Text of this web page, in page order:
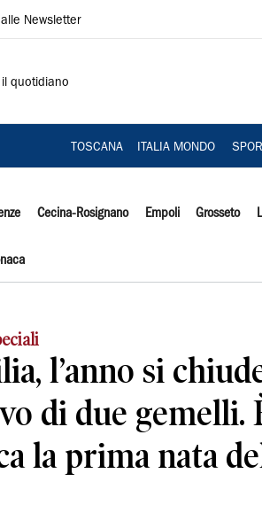
Newsletter
quotidiano
TOSCANA ITALIA MONDO
Cecina-Rosignano Empoli Grosseto
l’anno si
di due gemelli.
la prima nata